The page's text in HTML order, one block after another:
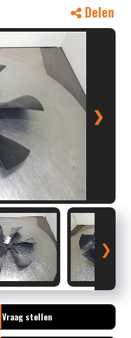
Delen
❯
❯
Vraag stellen